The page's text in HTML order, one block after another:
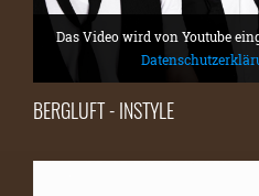
Das Video wird von Youtube
BERGLUFT - INSTYLE